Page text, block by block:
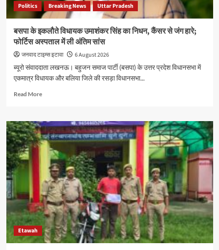
विधान
परिषद
गूंजा
मामला
Politics Breaking News Uttar Pradesh
बसपा के इकलौते विधायक उमाशंकर सिंह का निधन, कैंसर से जंग हारे;
फोर्टिस अस्पताल में ली अंतिम सांस
जनवाद टाइम्स इटावा
6 August 2026
ब्यूरो संवाददाता लखनऊ। बहुजन समाज पार्टी (बसपा) के उत्तर प्रदेश विधानसभा में
एकमात्र विधायक और बलिया जिले की रसड़ा विधानसभा...
Read MoreRead
बसपा
के
इकलौते
विधायक
उमाशंकर
सिंह
निधन,
कैंसर
से
जंग
हारे;
फोर्टिस
अस्पताल
Etawah